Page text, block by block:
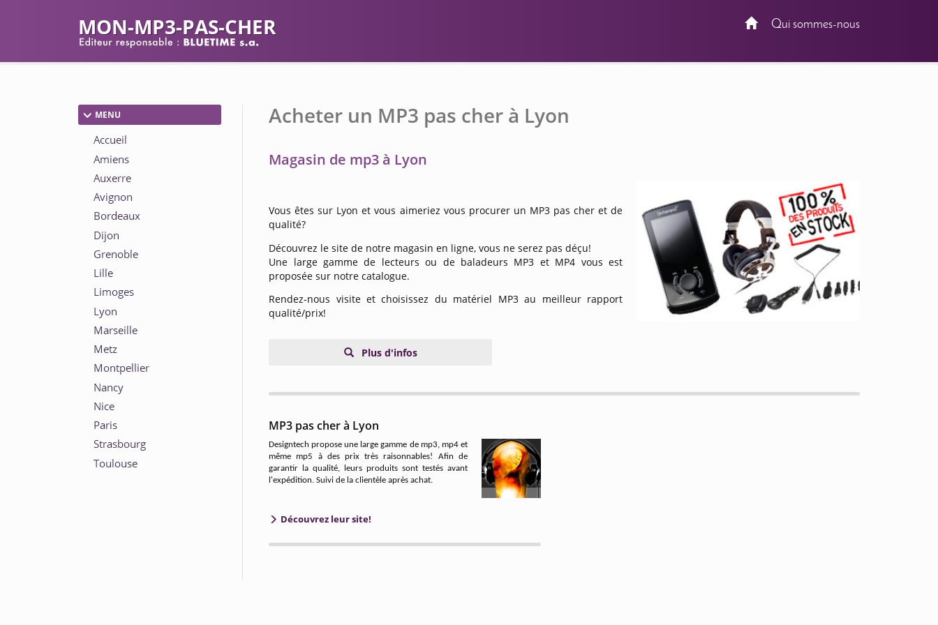
Qui sommes-nous
MON-MP3-PAS-CHER
MENU Acheter un MP3 pas cher à Lyon
Magasin de mp3 à Lyon
Vous êtes sur Lyon et vous aimeriez vous procurer un MP3 pas cher et de
qualité?
Découvrez le site de notre magasin en ligne, vous ne serez pas déçu!
Une large gamme de lecteurs ou de baladeurs MP3 et MP4 vous est
proposée sur notre catalogue.
Rendez-nous visite et choisissez du matériel MP3 au meilleur rapport
qualité/prix!
Plus d'infos
MP3 pas cher à Lyon
Designtech propose une large gamme de mp3, mp4 et
même mp5 à des prix très raisonnables! Afin de
garantir la qualité, leurs produits sont testés avant
l'expédition. Suivi de la clientèle après achat.
Découvrez leur site!